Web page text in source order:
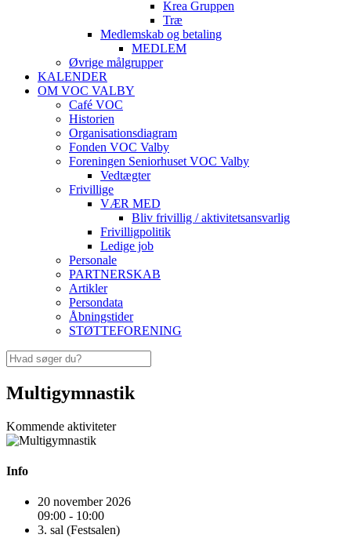
Krea Gruppen
Træ
Medlemskab og betaling
MEDLEM
Øvrige målgrupper
KALENDER
OM VOC VALBY
Café VOC
Historien
Organisationsdiagram
Fonden VOC Valby
Foreningen Seniorhuset VOC Valby
Vedtægter
Frivillige
VÆR MED
Bliv frivillig / aktivitetsansvarlig
Frivilligpolitik
Ledige job
Personale
PARTNERSKAB
Artikler
Persondata
Åbningstider
STØTTEFORENING
Multigymnastik
Kommende aktiviteter
Info
20 november 2026
09:00 - 10:00
3. sal (Festsalen)